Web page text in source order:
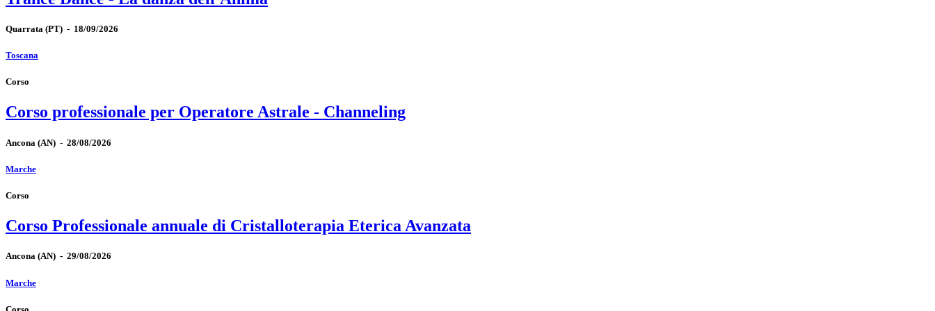
Quarrata (PT) - 18/09/2026
Toscana
Corso
Corso professionale per Operatore Astrale - Channeling
Ancona (AN) - 28/08/2026
Marche
Corso
Corso Professionale annuale di Cristalloterapia Eterica Avanzata
Ancona (AN) - 29/08/2026
Marche